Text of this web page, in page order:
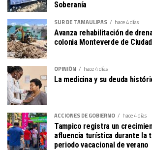
Soberanía
SUR DE TAMAULIPAS hace 4 días
Avanza rehabilitación de
colonia Monteverde de
OPINIÓN hace 4 días
La medicina y su deuda
ACCIONES DE GOBIERNO hace 4 días
Tampico registra un
afluencia turística durante la
periodo vacacional de verano